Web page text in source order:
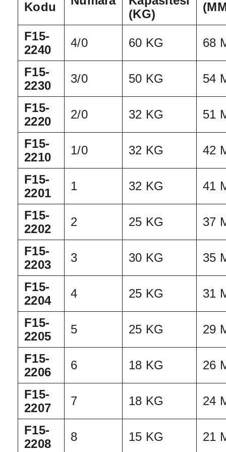
Kodu
(KG)
F15-
2240
4/0 60 KG 68
F15-
2230
3/0 50 KG 54
F15-
2220
2/0 32 KG 51
F15-
2210
1/0 32 KG 42
F15-
2201
1 32 KG 41
F15-
2202
2 25 KG 37
F15-
2203
3 30 KG 35
F15-
2204
4 25 KG 31
F15-
2205
5 25 KG 29
F15-
2206
6 18 KG 26
F15-
2207
7 18 KG 24
F15-
2208
8 15 KG 21